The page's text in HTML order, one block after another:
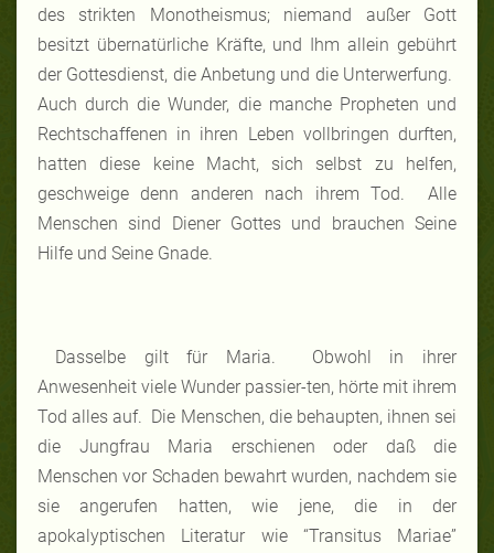
des strikten Monotheismus; niemand außer Gott
besitzt übernatürliche Kräfte, und Ihm allein gebührt
der Gottesdienst, die Anbetung und die Unterwerfung.
Auch durch die Wunder, die manche Propheten und
Rechtschaffenen in ihren Leben vollbringen durften,
hatten diese keine Macht, sich selbst zu helfen,
geschweige denn anderen nach ihrem Tod. Alle
Menschen sind Diener Gottes und brauchen Seine
Hilfe und Seine Gnade.
Dasselbe gilt für Maria. Obwohl in ihrer
Anwesenheit viele Wunder passier-ten, hörte mit ihrem
Tod alles auf. Die Menschen, die behaupten, ihnen sei
die Jungfrau Maria erschienen oder daß die
Menschen vor Schaden bewahrt wurden, nachdem sie
sie angerufen hatten, wie jene, die in der
apokalyptischen Literatur wie “Transitus Mariae”